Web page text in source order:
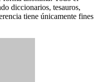
diccionarios, tesauros,
tiene únicamente fines